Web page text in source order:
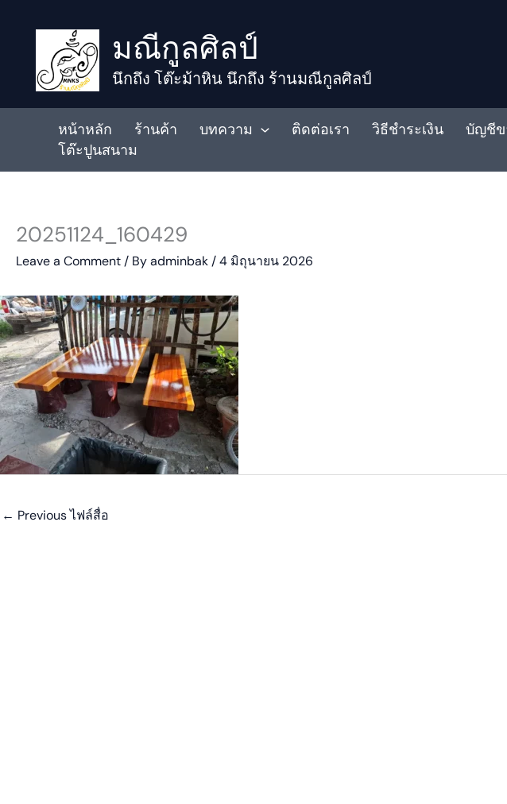
มณีกูลศิลป์
นึกถึง โต๊ะม้าหิน นึกถึง ร้านมณีกูลศิลป์
หน้าหลัก ร้านค้า บทความ ติดต่อเรา วิธีชำระเงิน บัญชีข
โต๊ะปูนสนาม
20251124_160429
Leave a Comment / Byadminbak /4 มิถุนายน 2026
← Previous ไฟล์สื่อ